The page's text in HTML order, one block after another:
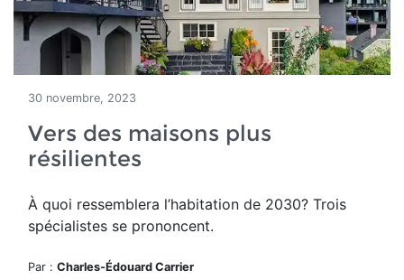
30 novembre, 2023
Vers des maisons plus
résilientes
À quoi ressemblera l’habitation de 2030? Trois
spécialistes se prononcent.
Par : Charles-Édouard Carrier